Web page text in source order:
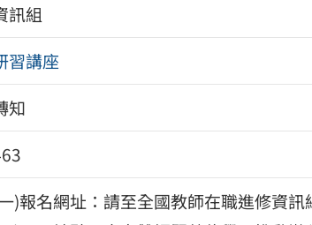
訊組
習講座
知
)報名網址：請至全國教師在職進修資